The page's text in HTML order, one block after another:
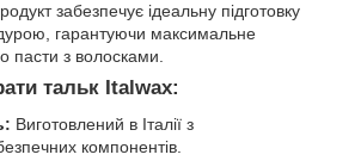
забезпечує ідеальну підготовку
гарантуючи максимальне
пасти з волосками.
тальк Italwax:
Виготовлений в Італії з
компонентів.